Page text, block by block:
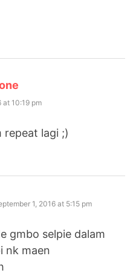
at 10:19 pm
repeat lagi ;)
1, 2016 at 5:15 pm
gmbo selpie dalam
nk maen